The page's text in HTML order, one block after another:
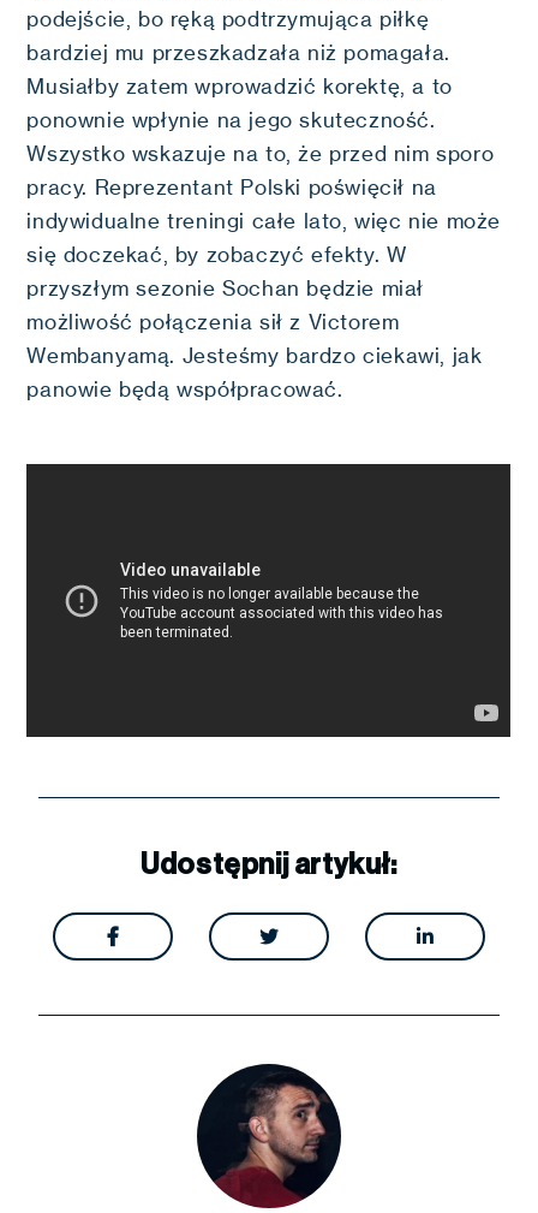
podejście, bo ręką podtrzymująca piłkę
bardziej mu przeszkadzała niż pomagała.
Musiałby zatem wprowadzić korektę, a to
ponownie wpłynie na jego skuteczność.
Wszystko wskazuje na to, że przed nim sporo
pracy. Reprezentant Polski poświęcił na
indywidualne treningi całe lato, więc nie może
się doczekać, by zobaczyć efekty. W
przyszłym sezonie Sochan będzie miał
możliwość połączenia sił z Victorem
Wembanyamą. Jesteśmy bardzo ciekawi, jak
panowie będą współpracować.
Udostępnij artykuł:
  